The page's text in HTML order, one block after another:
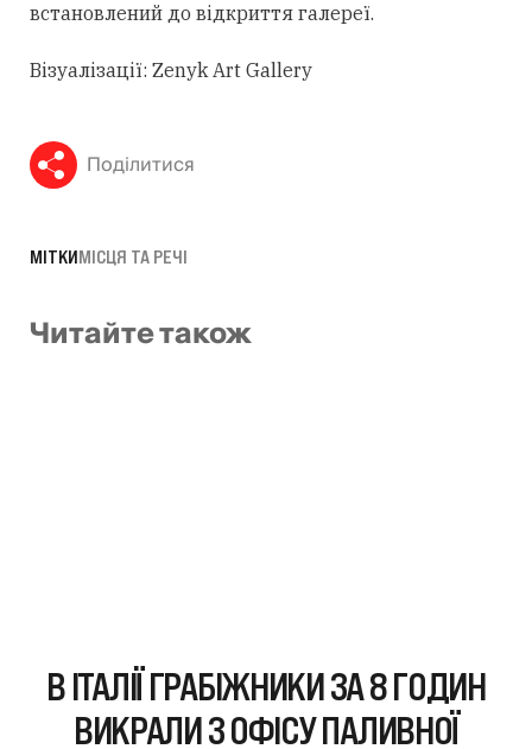
встановлений до відкриття галереї.
Візуалізації: Zenyk Art Gallery
Поділитися
МІТКИМІСЦЯ ТА РЕЧІ
Читайте також
В ІТАЛІЇ ГРАБІЖНИКИ ЗА 8 ГОДИН
ВИКРАЛИ З ОФІСУ ПАЛИВНОЇ